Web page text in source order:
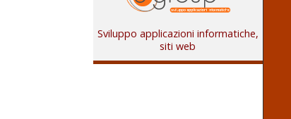
Sviluppo applicazioni informatiche,
siti web